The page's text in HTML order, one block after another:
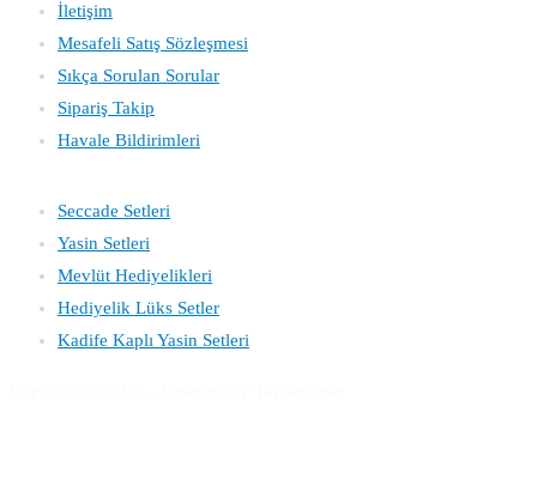
İletişim
Mesafeli Satış Sözleşmesi
Sıkça Sorulan Sorular
Sipariş Takip
Havale Bildirimleri
Seccade Setleri
Yasin Setleri
Mevlüt Hediyelikleri
Hediyelik Lüks Setler
Kadife Kaplı Yasin Setleri